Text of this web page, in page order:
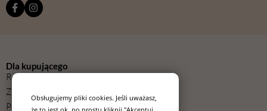
Dla kupującego
Regulamin
Zwroty
Polityka prywatności
Obsługujemy pliki cookies. Jeśli uważasz,